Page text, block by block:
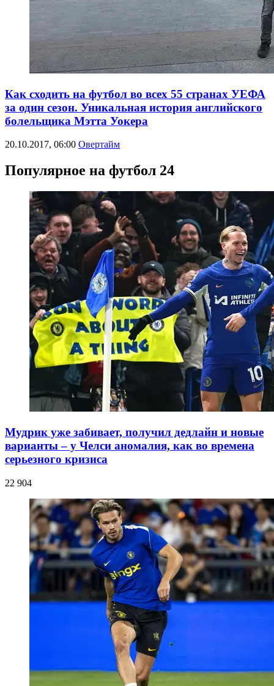
Как сходить на футбол во всех 55 странах УЕФА
за один сезон. Уникальная история английского
болельщика Мэтта Уокера
20.10.2017, 06:00 Овертайм
Популярное на футбол 24
Мудрик уже забивает, получил дедлайн и новые
варианты – у Челси аномалия, как во времена
серьезного кризиса
22 904